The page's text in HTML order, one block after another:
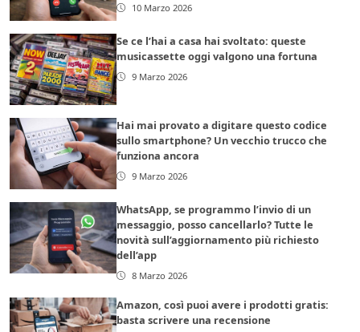
10 Marzo 2026
Se ce l’hai a casa hai svoltato: queste
musicassette oggi valgono una fortuna
9 Marzo 2026
Hai mai provato a digitare questo codice
sullo smartphone? Un vecchio trucco che
funziona ancora
9 Marzo 2026
WhatsApp, se programmo l’invio di un
messaggio, posso cancellarlo? Tutte le
novità sull’aggiornamento più richiesto
dell’app
8 Marzo 2026
Amazon, così puoi avere i prodotti gratis:
basta scrivere una recensione